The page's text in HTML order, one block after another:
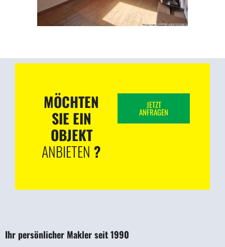
MÖCHTEN
SIE EIN
OBJEKT
ANBIETEN ?
JETZT
ANFRAGEN
Ihr persönlicher Makler seit 1990